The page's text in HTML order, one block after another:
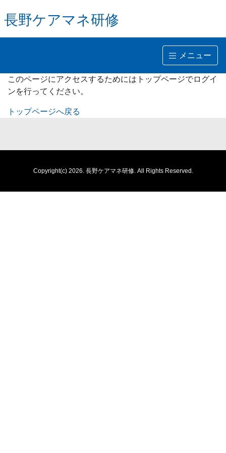
長野ケアマネ研修
メニュー
このページにアクセスするためにはトップページでログイ
ンを行ってください。
トップページへ戻る
Copyright(c) 2026. 長野ケアマネ研修. All Rights Reserved.